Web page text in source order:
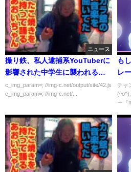
ニュース
撮り鉄、私人逮捕系YouTuberに
影響された中学生に襲われるｗ
ｗｗｗ
c_img_param=; //img-c.net/output/site/42.js
c_img_param=; //img-c.net/...
も
レ
チャ
(^o^)
ー『